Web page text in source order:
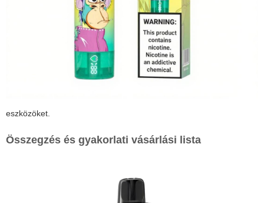
eszközöket.
Összegzés és gyakorlati vásárlási lista